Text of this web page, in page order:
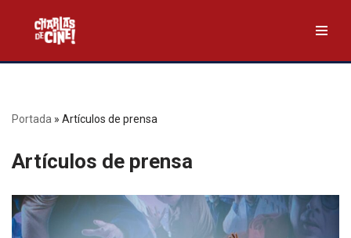
Saltar
al
Portada » Artículos de prensa
Artículos de prensa